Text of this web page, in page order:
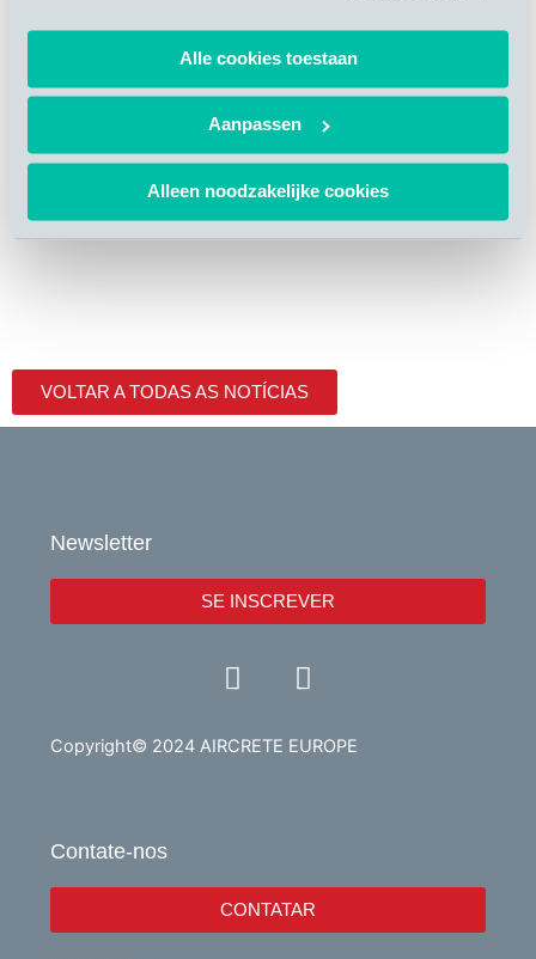
Alle cookies toestaan
Aanpassen
Alleen noodzakelijke cookies
VOLTAR A TODAS AS NOTÍCIAS
Newsletter
SE INSCREVER
Y
o
t
L
i
k
Copyright© 2024 AIRCRETE EUROPE
Contate-nos
CONTATAR